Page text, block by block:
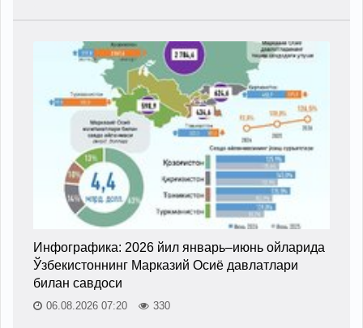
Инфографика: 2026 йил январь–июнь ойларида
Ўзбекистоннинг Марказий Осиё давлатлари
билан савдоси
06.08.2026 07:20 330